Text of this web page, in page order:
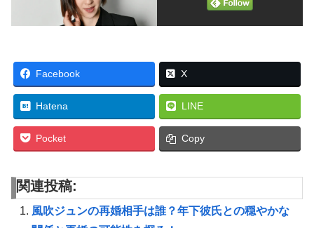
Facebook X
Hatena LINE
Pocket Copy
関連投稿:
風吹ジュンの再婚相手は誰？年下彼氏との穏やかな